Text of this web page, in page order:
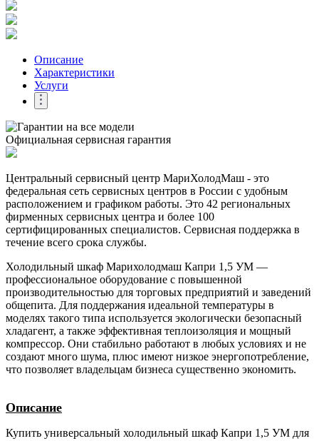
Описание
Характеристики
Услуги
Официальная сервисная гарантия
Центральный сервисный центр МариХолодМаш - это
федеральная сеть сервисных центров в России с удобным
расположением и графиком работы. Это 42 региональных
фирменных сервисных центра и более 100
сертифицированных специалистов. Сервисная поддержка в
течение всего срока службы.
Холодильный шкаф Марихолодмаш Капри 1,5 УМ —
профессиональное оборудование с повышенной
производительностью для торговых предприятий и заведений
общепита. Для поддержания идеальной температуры в
моделях такого типа используется экологически безопасный
хладагент, а также эффективная теплоизоляция и мощный
компрессор. Они стабильно работают в любых условиях и не
создают много шума, плюс имеют низкое энергопотребление,
что позволяет владельцам бизнеса существенно экономить.
Описание
Купить универсальный холодильный шкаф Капри 1,5 УМ для